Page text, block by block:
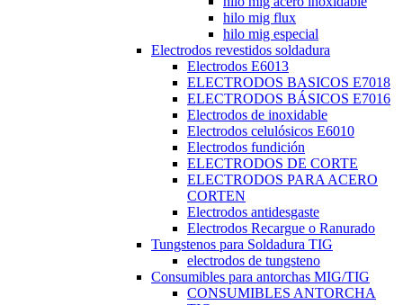
hilo mig flux
hilo mig especial
Electrodos revestidos soldadura
Electrodos E6013
ELECTRODOS BASICOS E7018
ELECTRODOS BÁSICOS E7016
Electrodos de inoxidable
Electrodos celulósicos E6010
Electrodos fundición
ELECTRODOS DE CORTE
ELECTRODOS PARA ACERO
CORTEN
Electrodos antidesgaste
Electrodos Recargue o Ranurado
Tungstenos para Soldadura TIG
electrodos de tungsteno
Consumibles para antorchas MIG/TIG
CONSUMIBLES ANTORCHA